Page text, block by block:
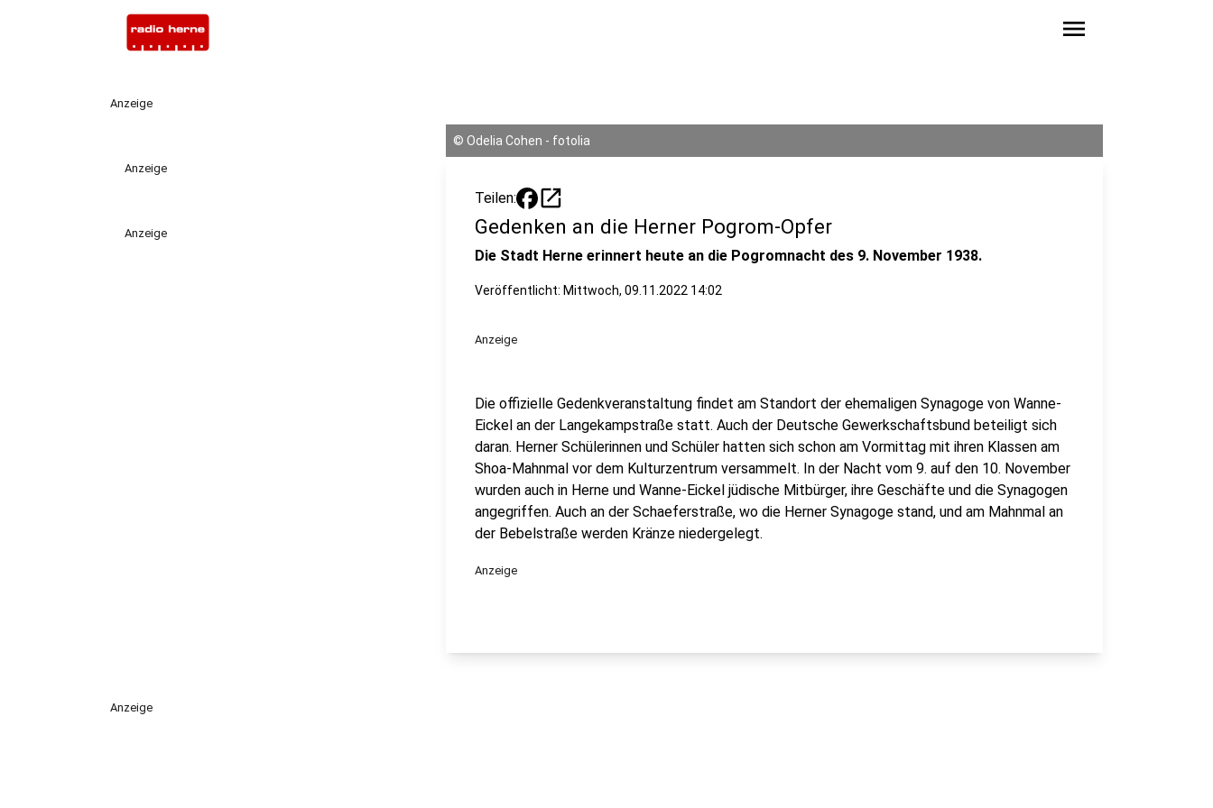
menu
Anzeige
Anzeige
Anzeige
© Odelia Cohen - fotolia
Teilen: open_in_new
Gedenken an die Herner Pogrom-Opfer
Die Stadt Herne erinnert heute an die Pogromnacht des 9. November 1938.
Veröffentlicht: Mittwoch, 09.11.2022 14:02
Anzeige
Die offizielle Gedenkveranstaltung findet am Standort der ehemaligen Synagoge von Wanne-
Eickel an der Langekampstraße statt. Auch der Deutsche Gewerkschaftsbund beteiligt sich
daran. Herner Schülerinnen und Schüler hatten sich schon am Vormittag mit ihren Klassen am
Shoa-Mahnmal vor dem Kulturzentrum versammelt. In der Nacht vom 9. auf den 10. November
wurden auch in Herne und Wanne-Eickel jüdische Mitbürger, ihre Geschäfte und die Synagogen
angegriffen. Auch an der Schaeferstraße, wo die Herner Synagoge stand, und am Mahnmal an
der Bebelstraße werden Kränze niedergelegt.
Anzeige
Anzeige